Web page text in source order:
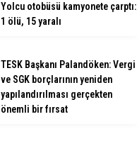
Yolcu otobüsü kamyonete çarptı:
1 ölü, 15 yaralı
TESK Başkanı Palandöken: Vergi
ve SGK borçlarının yeniden
yapılandırılması gerçekten
önemli bir fırsat